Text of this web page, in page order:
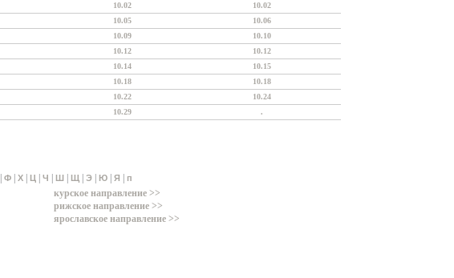
10.02
10.02
10.05
10.06
10.09
10.10
10.12
10.12
10.14
10.15
10.18
10.18
10.22
10.24
10.29 .
Ф Х Ц Ч Ш Щ Э Ю Я п
курское направление >>
рижское направление >>
ярославское направление >>